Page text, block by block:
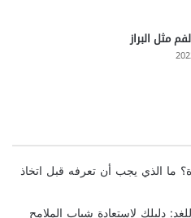
مثل البراز
ما الذي يجب أن تعرفه قبل اتخاذ
دليلك لاستعادة شباب الملامح